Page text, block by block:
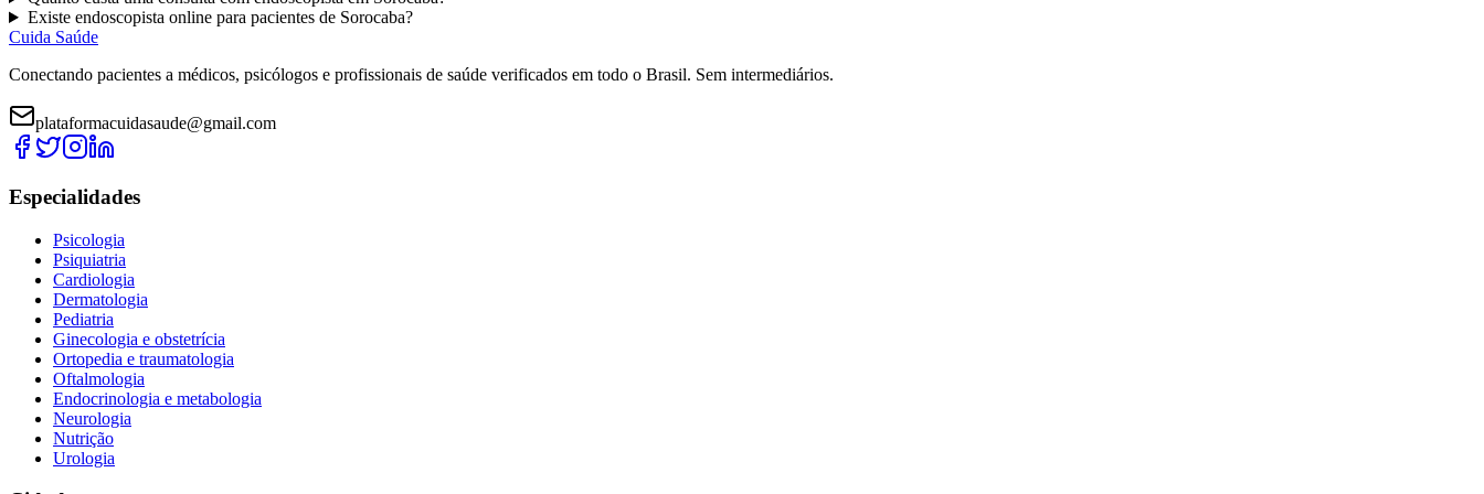
Existe endoscopista online para pacientes de Sorocaba?
Cuida Saúde
Conectando pacientes a médicos, psicólogos e profissionais de saúde verificados em todo o Brasil. Sem intermediários.
plataformacuidasaude@gmail.com
Especialidades
Psicologia
Psiquiatria
Cardiologia
Dermatologia
Pediatria
Ginecologia e obstetrícia
Ortopedia e traumatologia
Oftalmologia
Endocrinologia e metabologia
Neurologia
Nutrição
Urologia